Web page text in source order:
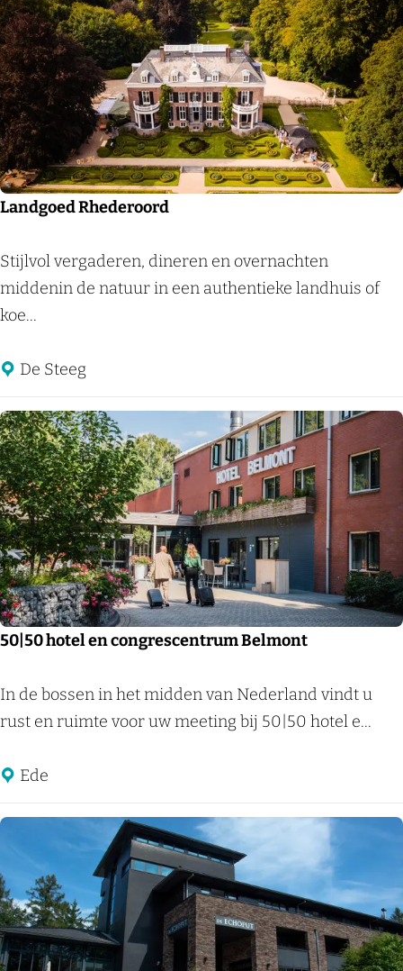
u
i
v
e
n
b
i
j
r
n
h
m
1
2
Landgoed Rhederoord
L
a
n
g
e
d
R
h
e
d
e
r
o
r
d
Stijlvol vergaderen, dineren en overnachten
middenin de natuur in een authentieke landhuis of
koe...
De Steeg
50|50 hotel en congrescentrum Belmont
5
0
5
h
t
e
l
e
In de bossen in het midden van Nederland vindt u
rust en ruimte voor uw meeting bij 50|50 hotel e...
Ede